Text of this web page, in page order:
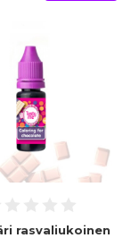
rasvaliukoinen